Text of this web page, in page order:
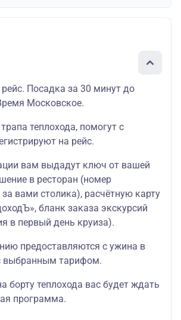
Посадка за 30 минут до
Московское.
теплохода, помогут с
на рейс.
вам выдадут ключ от вашей
в ресторан (номер
за вами столика), расчётную карту
бланк заказа экскурсий
в первый день круиза).
предоставляются с ужина в
выбранным тарифом.
борту теплохода вас будет ждать
программа.